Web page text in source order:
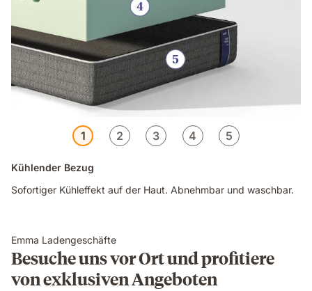
1 2 3 4 5
Kühlender Bezug
Sofortiger Kühleffekt auf der Haut. Abnehmbar und waschbar.
Emma Ladengeschäfte
Besuche uns vor Ort und profitiere
von exklusiven Angeboten